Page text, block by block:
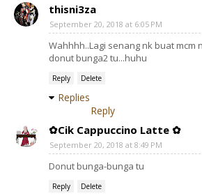
thisni3za
September 20, 2018 at 6:05 PM
Wahhhh..Lagi senang nk buat mcm
donut bunga2 tu...huhu
Reply Delete
Replies
Reply
✿Cik Cappuccino Latte ✿
September 20, 2018 at 8:49 PM
Donut bunga-bunga tu
Reply Delete